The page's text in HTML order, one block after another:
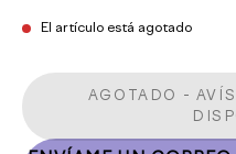
El artículo está agotado
AGOTADO -